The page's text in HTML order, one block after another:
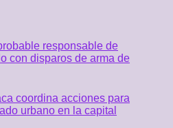
responsable de
con disparos de arma de
coordina acciones para
urbano en la capital